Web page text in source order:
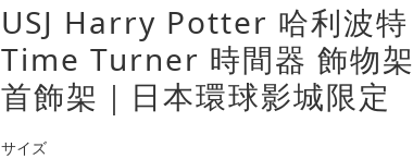
USJ Harry Potter 哈利波特
Time Turner 時間器 飾物架
首飾架｜日本環球影城限定
サイズ